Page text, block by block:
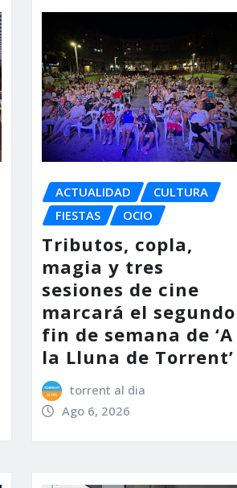
ACTUALIDAD
CULTURA
FIESTAS
OCIO
Tributos, copla,
magia y tres
sesiones de cine
marcará el segundo
fin de semana de ‘A
la Lluna de Torrent’
torrent al dia
Ago 6, 2026